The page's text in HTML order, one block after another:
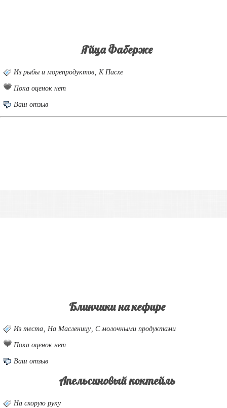
Яйца Фаберже
Из рыбы и морепродуктов, К Пасхе
Пока оценок нет
Ваш отзыв
Блинчики на кефире
Из теста, На Масленицу, С молочными продуктами
Пока оценок нет
Ваш отзыв
Апельсиновый коктейль
На скорую руку